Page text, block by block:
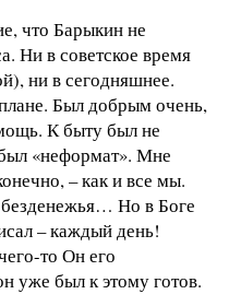
что Барыкин не
Ни в советское время
ни в сегодняшнее.
Был добрым очень,
К быту был не
«неформат». Мне
– как и все мы.
Но в Боге
– каждый день!
то Он его
уже был к этому готов.